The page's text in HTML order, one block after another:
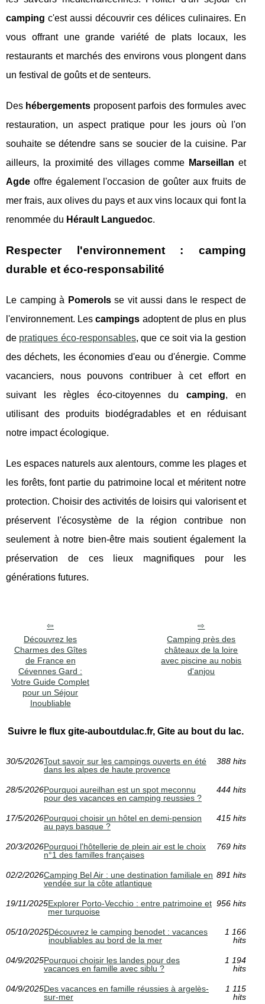
camping c'est aussi découvrir ces délices culinaires. En
vous offrant une grande variété de plats locaux, les
restaurants et marchés des environs vous plongent dans
un festival de goûts et de senteurs.
Des hébergements proposent parfois des formules avec
restauration, un aspect pratique pour les jours où l'on
souhaite se détendre sans se soucier de la cuisine. Par
ailleurs, la proximité des villages comme Marseillan et
Agde offre également l'occasion de goûter aux fruits de
mer frais, aux olives du pays et aux vins locaux qui font la
renommée du Hérault Languedoc.
Respecter l'environnement : camping
durable et éco-responsabilité
Le camping à Pomerolsse vit aussi dans le respect de
l'environnement. Lescampings adoptent de plus en plus
de pratiques éco-responsables, que ce soit via la gestion
des déchets, les économies d'eau ou d'énergie. Comme
vacanciers, nous pouvons contribuer à cet effort en
suivant les règles éco-citoyennes du camping, en
utilisant des produits biodégradables et en réduisant
notre impact écologique.
Les espaces naturels aux alentours, comme les plages et
les forêts, font partie du patrimoine local et méritent notre
protection. Choisir des activités de loisirs qui valorisent et
préservent l'écosystème de la région contribue non
seulement à notre bien-être mais soutient également la
préservation de ces lieux magnifiques pour les
générations futures.
Découvrez les
Charmes des Gîtes
de France en
Cévennes Gard :
Votre Guide Complet
pour un Séjour
Inoubliable
Camping près des
châteaux de la loire
avec piscine au nobis
d'anjou
Suivre le flux gite-auboutdulac.fr, Gite au bout du lac.
30/5/2026Tout savoir sur les campings ouverts en été
dans les alpes de haute provence
388 hits
28/5/2026Pourquoi aureilhan est un spot meconnu
pour des vacances en camping reussies ?
444 hits
17/5/2026Pourquoi choisir un hôtel en demi-pension
au pays basque ?
415 hits
20/3/2026Pourquoi l'hôtellerie de plein air est le choix
n°1 des familles françaises
769 hits
02/2/2026Camping Bel Air : une destination familiale en
vendée sur la côte atlantique
891 hits
19/11/2025Explorer Porto-Vecchio : entre patrimoine et
mer turquoise
956 hits
05/10/2025Découvrez le camping benodet : vacances
inoubliables au bord de la mer
1 166
hits
04/9/2025Pourquoi choisir les landes pour des
vacances en famille avec siblu ?
1 194
hits
04/9/2025Des vacances en famille réussies à argelès-
sur-mer
1 115
hits